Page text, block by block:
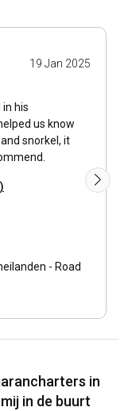
19 Jan 2025
his
us know
snorkel, it
- Road
in
in de buurt